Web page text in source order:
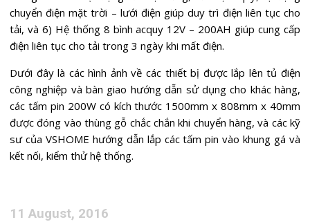
chuyển điện mặt trời – lưới điện giúp duy trì điện liên tục cho
tải, và 6) Hệ thống 8 bình acquy 12V – 200AH giúp cung cấp
điện liên tục cho tải trong 3 ngày khi mất điện.
Dưới đây là các hình ảnh về các thiết bị được lắp lên tủ điện
công nghiệp và bàn giao hướng dẫn sử dụng cho khác hàng,
các tấm pin 200W có kích thước 1500mm x 808mm x 40mm
được đóng vào thùng gỗ chắc chắn khi chuyển hàng, và các kỹ
sư của VSHOME hướng dẫn lắp các tấm pin vào khung gá và
kết nối, kiểm thử hệ thống.
11 August, 2016